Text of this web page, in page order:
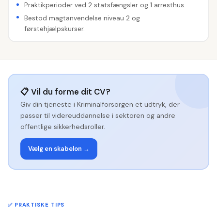
Praktikperioder ved 2 statsfængsler og 1 arresthus.
Bestod magtanvendelse niveau 2 og
førstehjælpskurser.
📋 Vil du forme dit CV?
Giv din tjeneste i Kriminalforsorgen et udtryk, der
passer til videreuddannelse i sektoren og andre
offentlige sikkerhedsroller.
Vælg en skabelon →
✅ PRAKTISKE TIPS